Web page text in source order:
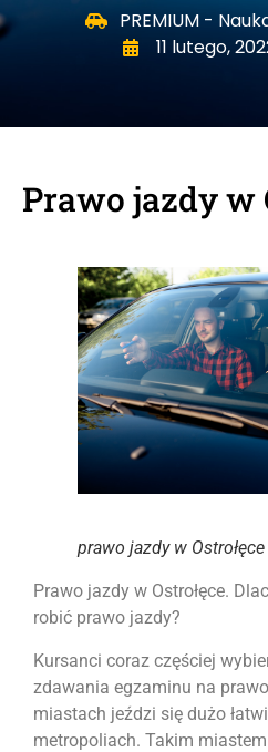
PREMIUM -
11 lutego,
Prawo jazdy w
prawo jazdy w Ostrołęce
Prawo jazdy w Ostrołęce.
robić prawo jazdy?
Kursanci coraz częściej
zdawania egzaminu na
miastach jeździ się dużo
metropoliach. Takim